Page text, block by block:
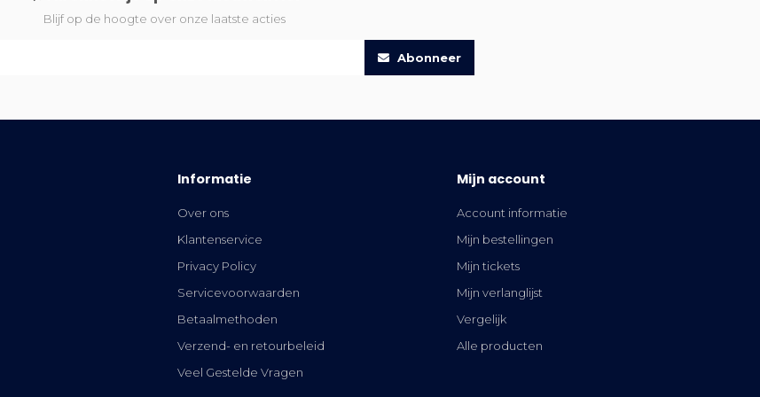
Blijf op de hoogte over onze laatste acties
Abonneer
Informatie
Over ons
Klantenservice
Privacy Policy
Servicevoorwaarden
Betaalmethoden
Verzend- en retourbeleid
Veel Gestelde Vragen
Mijn account
Account informatie
Mijn bestellingen
Mijn tickets
Mijn verlanglijst
Vergelijk
Alle producten